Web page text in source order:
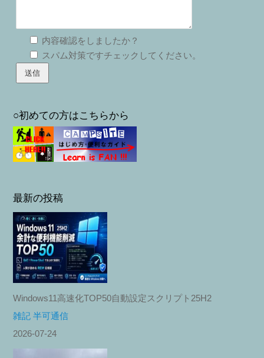
内容確認をしましたか？
スパム対策ですチェックしてください。
○初めての方はこちらから
最新の投稿
Windows11高速化TOP50自動設定スクリプト25H2
雑記 半可通信
2026-07-24